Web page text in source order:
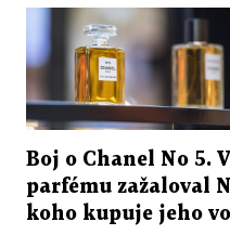
Boj o Chanel No 5.
parfému zažaloval
koho kupuje jeho